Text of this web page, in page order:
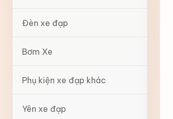
Đèn xe đạp
Bơm Xe
Phụ kiện xe đạp khác
Yên xe đạp